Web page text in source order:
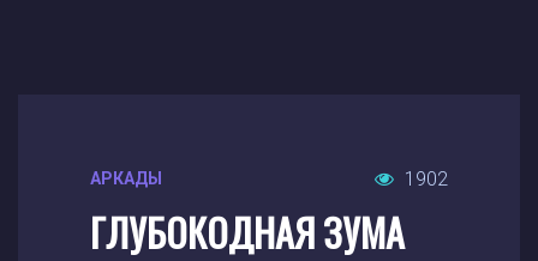
АРКАДЫ 1902
ГЛУБОКОДНАЯ ЗУМА